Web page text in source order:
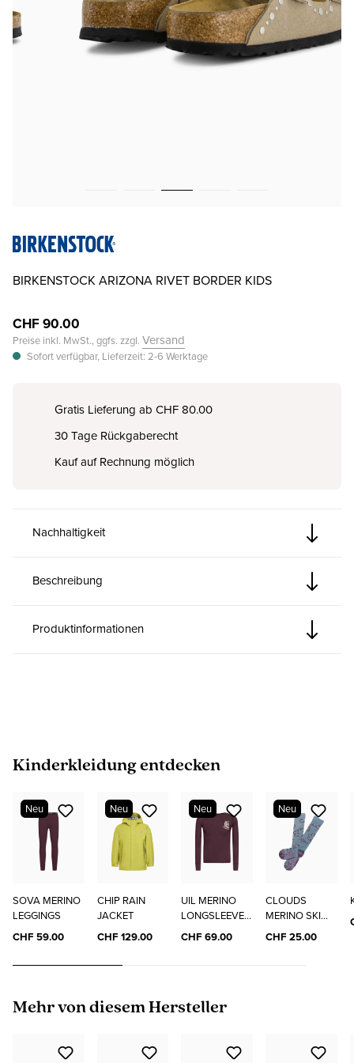
BIRKENSTOCK ARIZONA RIVET BORDER KIDS
CHF 90.00
Preise inkl. MwSt., ggfs. zzgl. Versand
Sofort verfügbar, Lieferzeit: 2-6 Werktage
Gratis Lieferung ab CHF 80.00
30 Tage Rückgaberecht
Kauf auf Rechnung möglich
Nachhaltigkeit
Beschreibung
Produktinformationen
Produktgalerie überspringen
Kinderkleidung entdecken
Neu
SOVA MERINO
LEGGINGS
CHF 59.00
Neu
CHIP RAIN
JACKET
CHF 129.00
Neu
UIL MERINO
LONGSLEEVE
"ELO"
CHF 69.00
Neu
CLOUDS
MERINO SKI
SOCKS
CHF 25.00
Produktgalerie überspringen
Mehr von diesem Hersteller